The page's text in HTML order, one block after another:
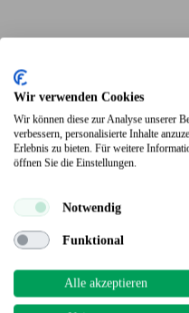
Terrassendielen
Wir verwenden Cookies
Wir können diese zur Analyse unserer
verbessern, personalisierte Inhalte
Erlebnis zu bieten. Für weitere
öffnen Sie die Einstellungen.
Notwendig
Funktional
Alle akzeptieren